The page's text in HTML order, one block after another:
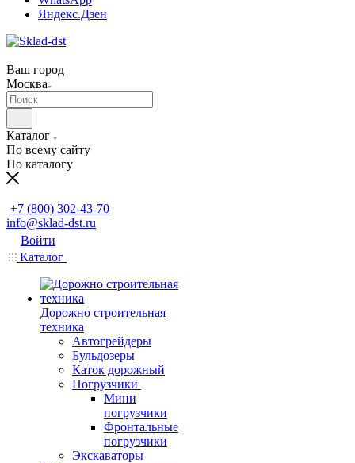
Яндекс.Дзен
Ваш город
Москва
Каталог
По всему сайту
По каталогу
+7 (800) 302-43-70
info@sklad-dst.ru
Войти
Каталог
Дорожно строительная
техника
Автогрейдеры
Бульдозеры
Каток дорожный
Погрузчики
Мини
погрузчики
Фронтальные
погрузчики
Экскаваторы